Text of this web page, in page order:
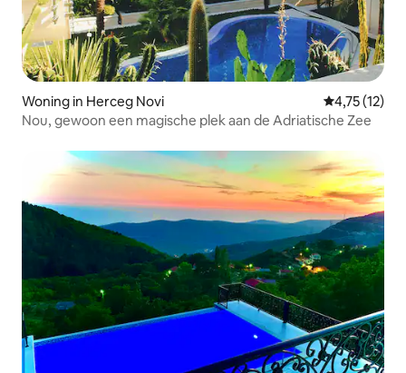
Woning in Herceg Novi Gemiddelde
4,75 (12)
Nou, gewoon een magische plek aan de Adriatische Zee